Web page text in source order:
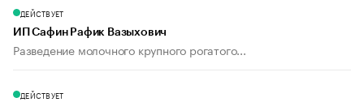
ДЕЙСТВУЕТ
ИП Сафин Рафик Вазыхович
Разведение молочного крупного рогатого...
ДЕЙСТВУЕТ